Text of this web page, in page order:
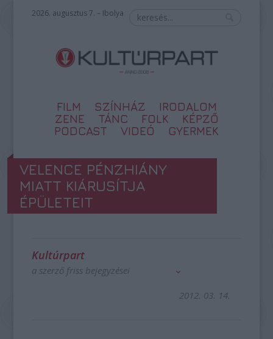
2026. augusztus 7. – Ibolya
FILM SZÍNHÁZ
IRODALOM
ZENE
TÁNC FOLK
KÉPZŐ
PODCAST
VIDEÓ GYERMEK
VELENCE PÉNZHIÁNY
MIATT KIÁRUSÍTJA
ÉPÜLETEIT
Kultúrpart
a szerző friss bejegyzései
2012. 03. 14.